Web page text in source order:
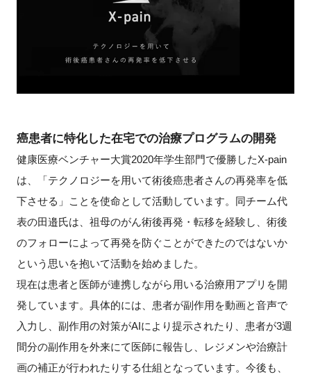
癌患者に特化した在宅での治療プログラムの開発
健康医療ベンチャー大賞2020年学生部門で優勝したX-pain
は、「テクノロジーを用いて術後癌患者さんの再発率を低
下させる」ことを使命として活動しています。同チーム代
表の田邉氏は、祖母のがん術後再発・転移を経験し、術後
のフォローによって再発を防ぐことができたのではないか
という思いを抱いて活動を始めました。
現在は患者と医師が連携しながら用いる治療用アプリを開
発しています。具体的には、患者が副作用を動画と音声で
入力し、副作用の対策がAIにより提示されたり、患者が3週
間分の副作用を外来にて医師に報告し、レジメンや治療計
画の補正が行われたりする仕組となっています。今後も、